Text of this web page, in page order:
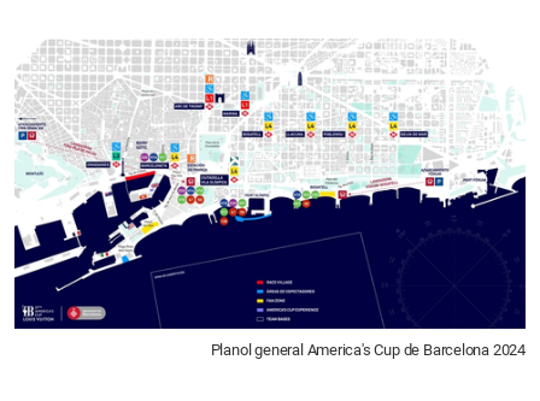
Planol general America's Cup de Barcelona 2024